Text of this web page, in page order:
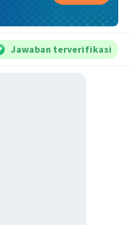
Jawaban terverifikasi